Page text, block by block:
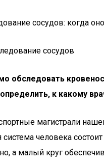
сосудов: когда
сосудов
обследовать
к какому
магистрали
человека
а малый круг